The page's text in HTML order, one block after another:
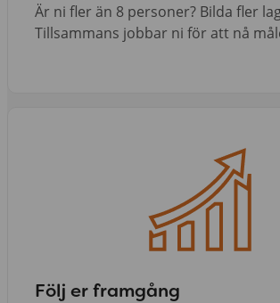
Är ni fler än 8 personer? Bilda fler
Tillsammans jobbar ni för att nå
Följ er framgång